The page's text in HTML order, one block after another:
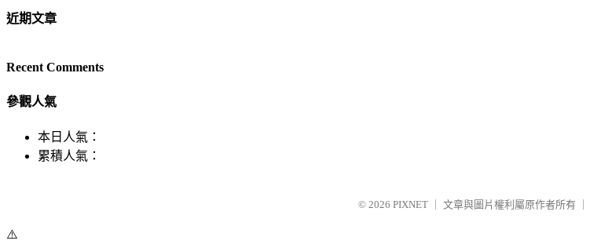
近期文章
Recent Comments
參觀人氣
本日人氣：
累積人氣：
© 2026 PIXNET 文章與圖片權利屬原作者所有
⚠️